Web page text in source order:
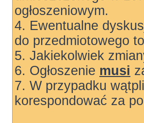
ogłoszeniowym.
4. Ewentualne
do przedmiotowego
5. Jakiekolwiek
6. Ogłoszenie musi
7. W przypadku
korespondować za